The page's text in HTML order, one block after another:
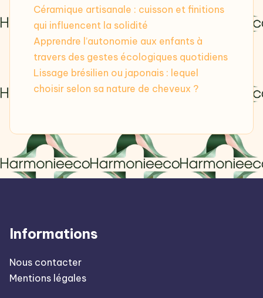
Céramique artisanale : cuisson et finitions
qui influencent la solidité
Apprendre l’autonomie aux enfants à
travers des gestes écologiques quotidiens
Lissage brésilien ou japonais : lequel
choisir selon sa nature de cheveux ?
Informations
Nous contacter
Mentions légales